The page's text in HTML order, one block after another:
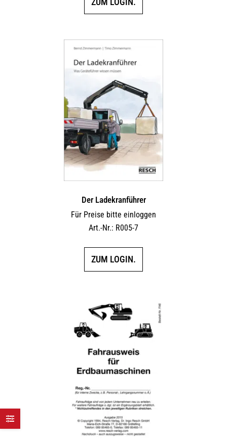
Der Ladekranführer
Für Preise bitte einloggen
Art.-Nr.: R005-7
ZUM LOGIN.